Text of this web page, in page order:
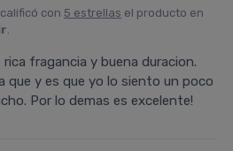
calificó con 5 estrellas el producto en
.
fragancia y buena duracion.
que y es que yo lo siento un poco
Por lo demas es excelente!